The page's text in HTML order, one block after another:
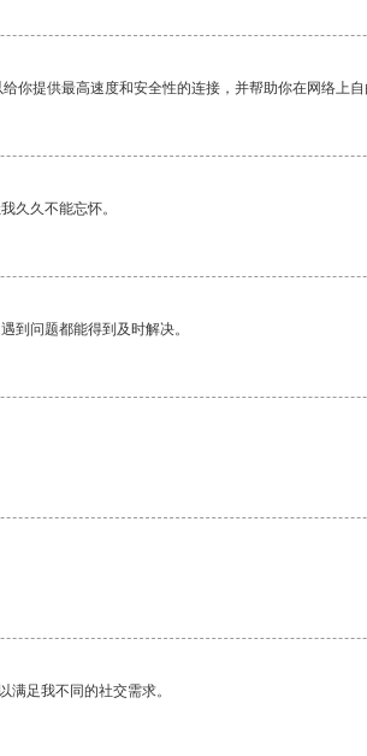
你提供最高速度和安全性的连接，并帮助你在网络上自
久久不能忘怀。
到问题都能得到及时解决。
满足我不同的社交需求。